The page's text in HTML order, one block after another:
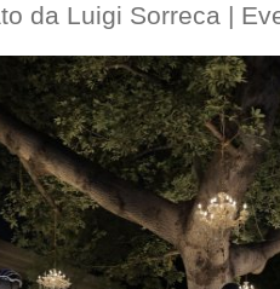
da Luigi Sorreca |